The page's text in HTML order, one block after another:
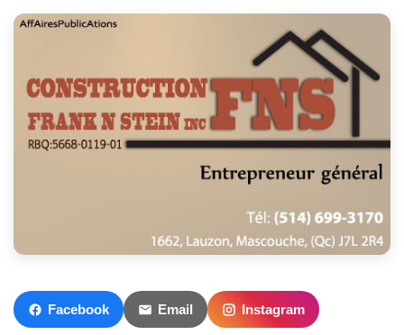
Facebook Email Instagram